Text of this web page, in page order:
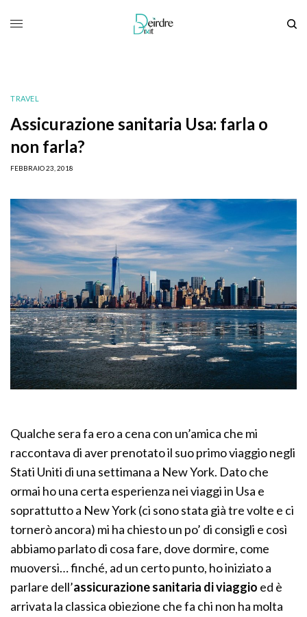
TRAVEL
Assicurazione sanitaria Usa: farla o
non farla?
FEBBRAIO 23, 2018
Qualche sera fa ero a cena con un’amica che mi
raccontava di aver prenotato il suo primo viaggio negli
Stati Uniti di una settimana a New York. Dato che
ormai ho una certa esperienza nei viaggi in Usa e
soprattutto a New York (ci sono stata già tre volte e ci
tornerò ancora) mi ha chiesto un po’ di consigli e così
abbiamo parlato di cosa fare, dove dormire, come
muoversi… finché, ad un certo punto, ho iniziato a
parlare dell’assicurazione sanitaria di viaggio ed è
arrivata la classica obiezione che fa chi non ha molta